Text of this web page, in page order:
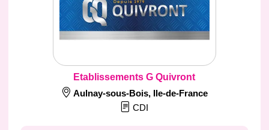
Etablissements G Quivront
Aulnay-sous-Bois, Ile-de-France
CDI